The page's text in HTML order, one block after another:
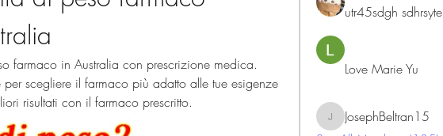
farmaco in Australia con prescrizione medica.
scegliere il farmaco più adatto alle tue esigenze
risultati con il farmaco prescritto.
utr45sdgh sdhrsyte
Love Marie Yu
JosephBeltran15
JosephBeltran15